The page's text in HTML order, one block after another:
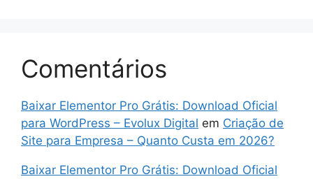
Comentários
Baixar Elementor Pro Grátis: Download Oficial
para WordPress – Evolux Digital em Criação de
Site para Empresa – Quanto Custa em 2026?
Baixar Elementor Pro Grátis: Download Oficial